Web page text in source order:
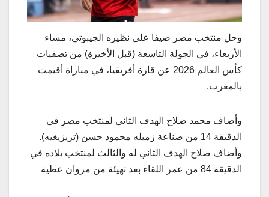
وحل منتخب مصر ضيفا على نظيره الجيبوتي، مساء
الأربعاء، في الجولة التاسعة (قبل الأخيرة) من تصفيات
كأس العالم 2026 عن قارة أفريقيا، في مباراة أقيمت
بالمغرب.
وأضاف محمد صلاح الهدف الثاني لمنتخب مصر في
الدقيقة 14 من صناعة زميله محمود حسن (تريزيغيه).
وأضاف صلاح الهدف الثاني له والثالث لمنتخب بلاده في
الدقيقة 84 من عمر اللقاء بعد تهيئة من مروان عطية